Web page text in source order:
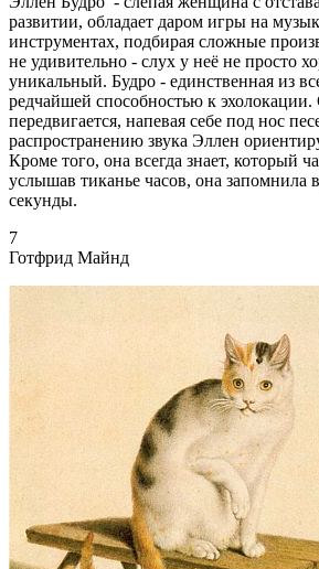
развитии, обладает даром игры на
инструментах, подбирая сложные
не удивительно - слух у неё не просто
уникальный. Будро - единственная из
редчайшей способностью к эхолокации.
передвигается, напевая себе под нос
распространению звука Эллен
Кроме того, она всегда знает, который
услышав тиканье часов, она запомнила
секунды.
7
Готфрид Майнд